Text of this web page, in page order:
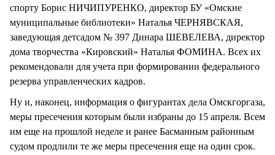
спорту Борис НИЧИПУРЕНКО, директор БУ «Омские
муниципальные библиотеки» Наталья ЧЕРНЯВСКАЯ,
заведующая детсадом № 397 Динара ШЕВЕЛЕВА, директор
дома творчества «Кировский» Наталья ФОМИНА. Всех их
рекомендовали для учета при формировании федерального
резерва управленческих кадров.
Ну и, наконец, информация о фигурантах дела Омскгоргаза,
меры пресечения которым были избраны до 15 апреля. Всем
им еще на прошлой неделе и ранее Басманным районным
судом продлили те же меры пресечения еще на один срок.